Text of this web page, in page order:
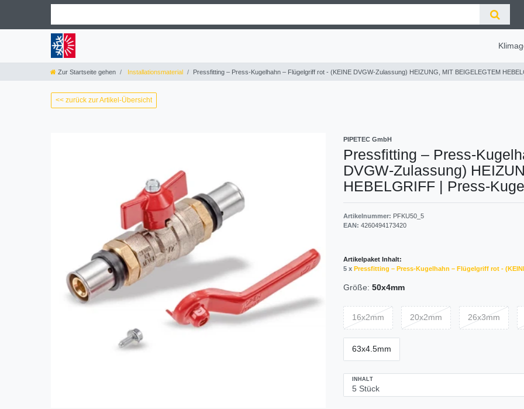
Zur Startseite gehen Installationsmaterial Pressfitting – Press-Kugelhahn – Flügelgriff rot - (KEINE DVGW-Zulassung) HEIZUNG, MIT BEIGELEGTEM
<< zurück zur Artikel-Übersicht
PIPETEC GmbH
Pressfitting – Press-
DVGW-Zulassung)
HEBELGRIFF | Press-
Artikelnummer: PFKU50_5
EAN: 4260494173420
Artikelpaket Inhalt:
5 x Pressfitting – Press-Kugelhahn – Flügelgriff rot -
Größe: 50x4mm
16x2mm 20x2mm 26x3mm
63x4.5mm
INHALT